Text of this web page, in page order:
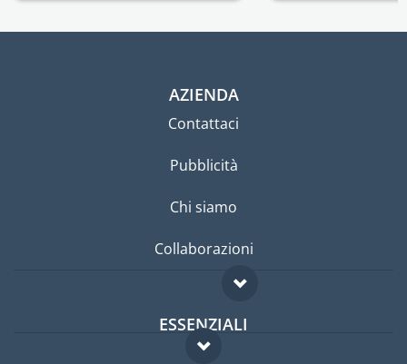
AZIENDA
Contattaci
Pubblicità
Chi siamo
Collaborazioni
ESSENZIALI
Forum per expat